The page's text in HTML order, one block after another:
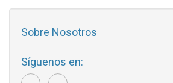
Sobre Nosotros
Síguenos en: